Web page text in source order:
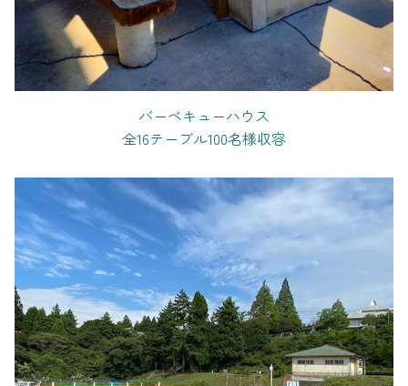
バーベキューハウス
全16テーブル100名様収容